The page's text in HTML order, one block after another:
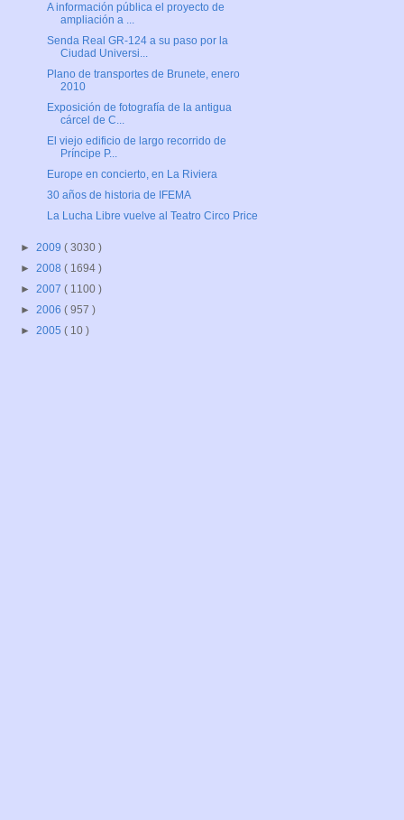
A información pública el proyecto de
ampliación a ...
Senda Real GR-124 a su paso por la
Ciudad Universi...
Plano de transportes de Brunete, enero
2010
Exposición de fotografía de la antigua
cárcel de C...
El viejo edificio de largo recorrido de
Príncipe P...
Europe en concierto, en La Riviera
30 años de historia de IFEMA
La Lucha Libre vuelve al Teatro Circo Price
► 2009 ( 3030 )
► 2008 ( 1694 )
► 2007 ( 1100 )
► 2006 ( 957 )
► 2005 ( 10 )